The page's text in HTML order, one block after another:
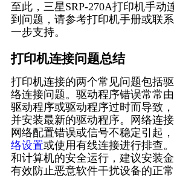
至此，三星SRP-270A打印机手动
到问题，请参考打印机手册或联
一步支持。
打印机连接问题总结
打印机连接的两个常见问题包括
络连接问题。驱动程序错误常常
驱动程序或驱动程序过时而导致
并安装最新的驱动程序。网络连
网络配置错误或信号不稳定引起
络设置或使用有线连接进行排查
和计算机的安全运行，建议安装
有效防止恶意软件干扰设备的正常